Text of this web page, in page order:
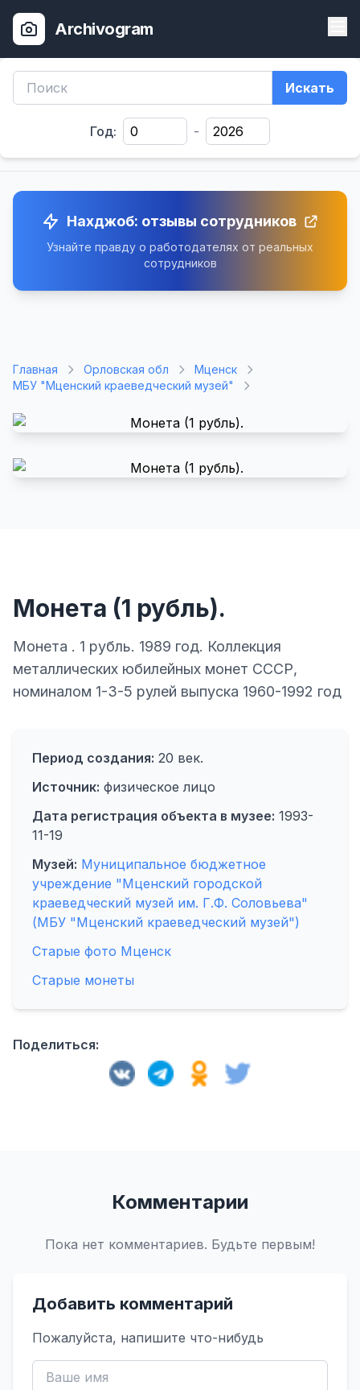
Archivogram
Искать
Год: -
Нахджоб: отзывы сотрудников
Узнайте правду о работодателях от реальных
сотрудников
Главная Орловская обл
Мценск
МБУ "Мценский краеведческий музей"
Монета (1 рубль).
Монета . 1 рубль. 1989 год. Коллекция
металлических юбилейных монет СССР,
номиналом 1-3-5 рулей выпуска 1960-1992 год
Период создания: 20 век.
Источник: физическое лицо
Дата регистрация объекта в музее: 1993-
11-19
Музей: Муниципальное бюджетное
учреждение "Мценский городской
краеведческий музей им. Г.Ф. Соловьева"
(МБУ "Мценский краеведческий музей")
Старые фото Мценск
Старые монеты
Поделиться:
Комментарии
Пока нет комментариев. Будьте первым!
Добавить комментарий
Пожалуйста, напишите что-нибудь